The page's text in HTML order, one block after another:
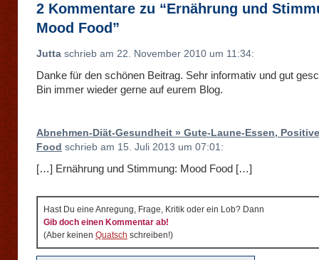
2 Kommentare zu “Ernährung und
Mood Food”
Jutta schrieb am 22. November 2010 um 11:34:
Danke für den schönen Beitrag. Sehr informativ und gut
Bin immer wieder gerne auf eurem Blog.
Abnehmen-Diät-Gesundheit » Gute-Laune-Essen,
Food schrieb am 15. Juli 2013 um 07:01:
[…] Ernährung und Stimmung: Mood Food […]
Hast Du eine Anregung, Frage, Kritik oder ein Lob? Dann
Gib doch einen Kommentar ab!
(Aber keinen Quatsch schreiben!)